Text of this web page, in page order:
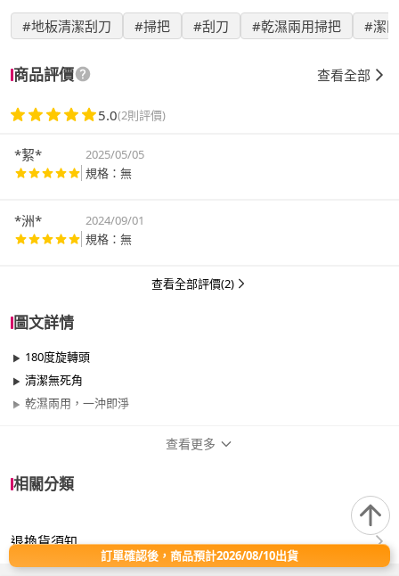
#地板清潔刮刀 #掃把 #刮刀 #乾濕兩用掃把 #潔
商品評價 查看全部
5.0(2則評價)
*絜*
2025/05/05
規格：無
*洲*
2024/09/01
規格：無
查看全部評價(2)
圖文詳情
180度旋轉頭
清潔無死角
乾濕兩用，一沖即淨
適用於 臥室、客廳、浴室、廚房、陽台、室內
查看更多
相關分類
退換貨須知
訂單確認後，商品預計2026/08/10出貨